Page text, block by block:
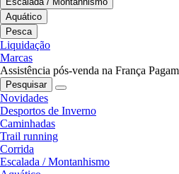
Aquático
Pesca
Liquidação
Marcas
Assistência pós-venda na França
Pesquisar
Novidades
Desportos de Inverno
Caminhadas
Trail running
Corrida
Escalada / Montanhismo